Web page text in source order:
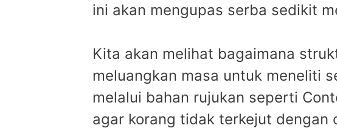
ini akan mengupas serba sedikit
Kita akan melihat bagaimana
meluangkan masa untuk meneliti
melalui bahan rujukan seperti
agar korang tidak terkejut dengan